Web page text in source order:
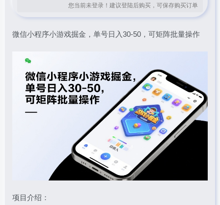
您当前未登录！建议登陆后购买，可保存购买订单
微信小程序小游戏掘金，单号日入30-50，可矩阵批量操作
项目介绍：